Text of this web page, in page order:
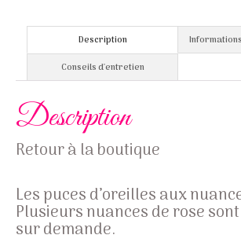
Description
Conseils d'entretien
Description
Retour à la boutique
Les puces d’oreilles aux
Plusieurs nuances de rose
sur demande.